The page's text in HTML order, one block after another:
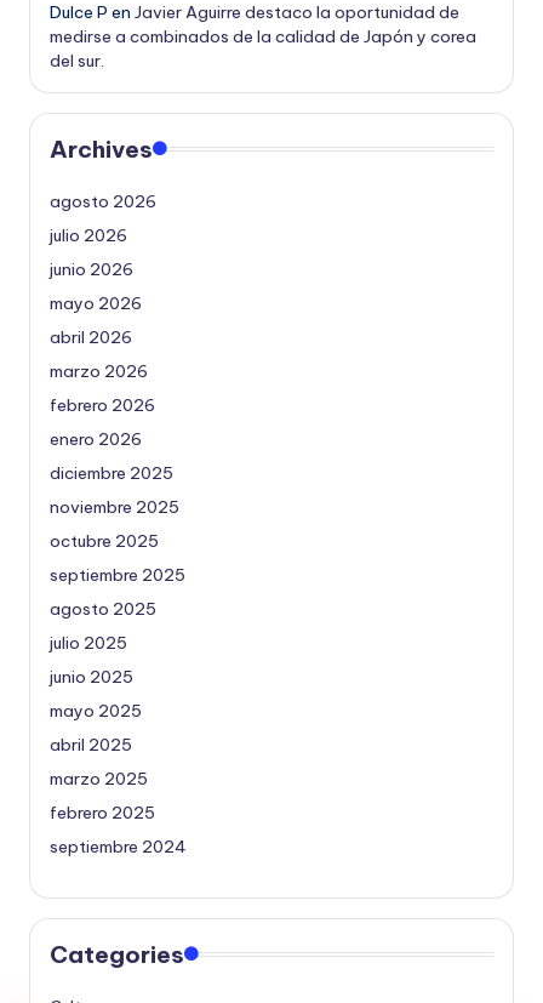
Dulce P en Javier Aguirre destaco la oportunidad de
medirse a combinados de la calidad de Japón y corea
del sur.
Archives
agosto 2026
julio 2026
junio 2026
mayo 2026
abril 2026
marzo 2026
febrero 2026
enero 2026
diciembre 2025
noviembre 2025
octubre 2025
septiembre 2025
agosto 2025
julio 2025
junio 2025
mayo 2025
abril 2025
marzo 2025
febrero 2025
septiembre 2024
Categories